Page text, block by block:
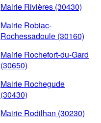
Mairie Rivières (30430)
Mairie Robiac-
Rochessadoule (30160)
Mairie Rochefort-du-Gard
(30650)
Mairie Rochegude
(30430)
Mairie Rodilhan (30230)